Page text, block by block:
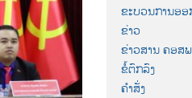
ຂະບວນການອອ
ຂ່າວ
ຂ່າວສານ ຄອສພ
ຂໍ້ຕົກລົງ
ຄຳສັ່ງ